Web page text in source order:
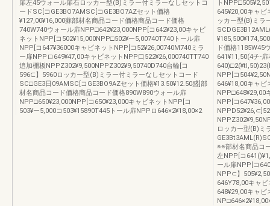
扉左45ウォール扉石ロッカー型(B)ミラー付ミラーなしセットコ
ードSC[コGE3BO7AMSC[コGE3BO7AZセット価格
¥127,00¥16,000蘇部材名商品コード価格商品コード価格
740W740ウォール扉NPP□642¥23,000NPP[コ642¥23,00キャビ
ネットNPP[コ502¥15,000NPP□502¥ー5,00740T740トール扉
NPP[コ647¥36000キャビネットNPP[コ52¥26,00740M740ミラ
ー扉NPPロ649¥47,00キャビネットNPP口522¥26,000740TT740
追加棚板NPPZ302¥9,500NPPZ302¥9,50740D740台輪[コ
596⊂】5960ロッカー型(B)ミラー付ミラーなしセットコード
SC□GE3日09AMSC[コGE3BO9AZセット価格¥13.50¥12.50盛]部
材名商品コード価格商品コード価格890W890ウォール扉
NPP□650¥23,000NPP[コ650¥23,000キャビネットNPP[コ
503¥ー5,000コ503¥15890T445トール扉NPPロ646×2¥18,00×2
ト
645¥20,00キャ
ッカー型(B)ミラ
ド価格1185W45
641¥11,50(4チ-
NPP[コ
646¥18,00キャ
NPP□648¥29,00
NPP[コ
ロッカー型(B)ミ
※※部材名商品コ
左NPP[コ
ール扉NPP[コ
NPP⊂】
646Y78,00キャ
648¥29,00キャ